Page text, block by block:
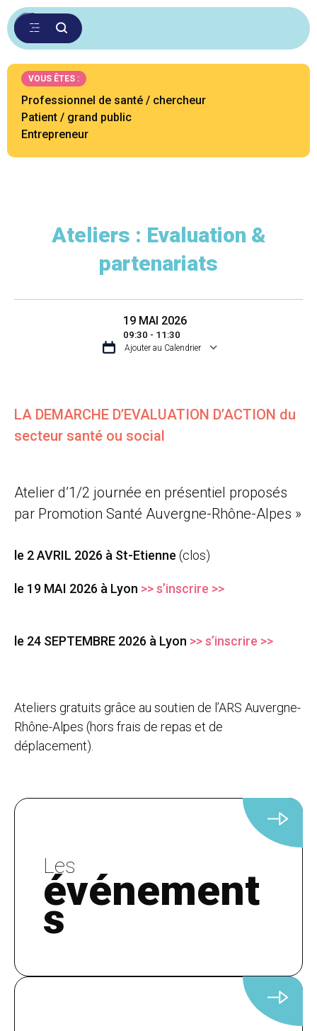
VOUS ÊTES :
Professionnel de santé / chercheur
Patient / grand public
Entrepreneur
Ateliers : Evaluation &
partenariats
19 MAI 2026
09:30 - 11:30
Ajouter au Calendrier
LA DEMARCHE D’EVALUATION D’ACTION du
secteur santé ou social
Atelier d’1/2 journée en présentiel proposés
par Promotion Santé Auvergne-Rhône-Alpes »
le 2 AVRIL 2026 à St-Etienne (clos)
le 19 MAI 2026 à Lyon >> s’inscrire >>
le 24 SEPTEMBRE 2026 à Lyon >> s’inscrire >>
Ateliers gratuits grâce au soutien de l’ARS Auvergne-
Rhône-Alpes (hors frais de repas et de
déplacement).
Les
événement
s